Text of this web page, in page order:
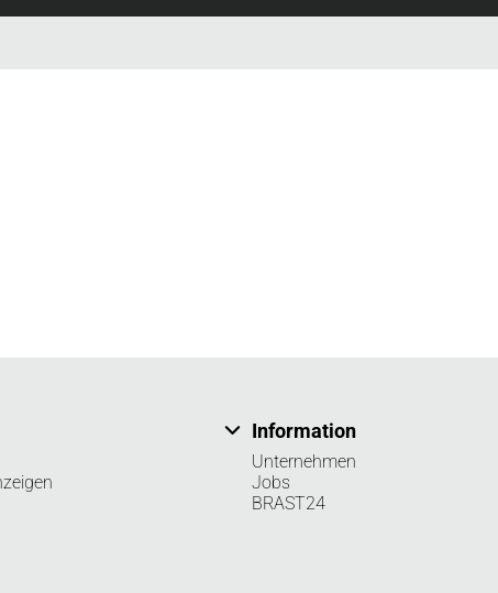
Information
Unternehmen
Jobs
BRAST24